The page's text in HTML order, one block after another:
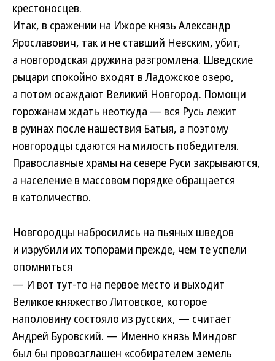
крестоносцев.
Итак, в сражении на Ижоре князь Александр
Ярославович, так и не ставший Невским, убит,
а новгородская дружина разгромлена. Шведские
рыцари спокойно входят в Ладожское озеро,
а потом осаждают Великий Новгород. Помощи
горожанам ждать неоткуда — вся Русь лежит
в руинах после нашествия Батыя, а поэтому
новгородцы сдаются на милость победителя.
Православные храмы на севере Руси закрываются,
а население в массовом порядке обращается
в католичество.
Новгородцы набросились на пьяных шведов
и изрубили их топорами прежде, чем те успели
опомниться
— И вот тут-то на первое место и выходит
Великое княжество Литовское, которое
наполовину состояло из русских, — считает
Андрей Буровский. — Именно князь Миндовг
был бы провозглашен «собирателем земель